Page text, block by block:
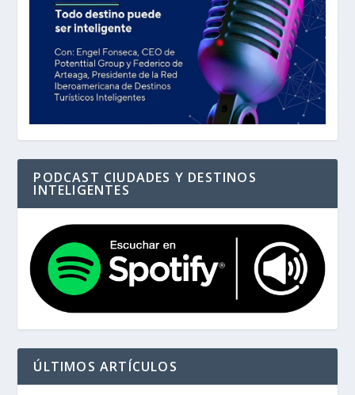
PODCAST CIUDADES Y DESTINOS
INTELIGENTES
ÚLTIMOS ARTÍCULOS